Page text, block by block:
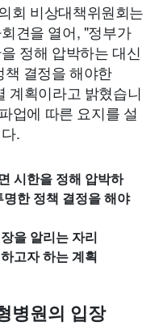
회 비상대책위원회는
견을 열어, "정부가
정해 압박하는 대신
결정을 해야한
계획이라고 밝혔습니
업에 따른 요지를 설
.
시한을 정해 압박하
한 정책 결정을 해야
을 알리는 자리
고자 하는 계획
병원의 입장